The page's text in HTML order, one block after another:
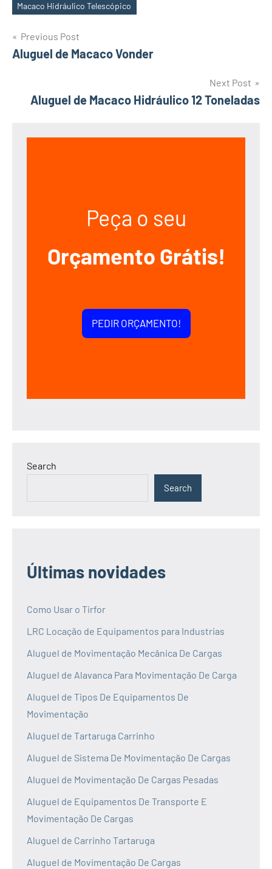
Tags
Macaco Hidráulico Telescópico
Post
navigation
Previous Post
Aluguel de Macaco Vonder
Next Post
Aluguel de Macaco Hidráulico 12 Toneladas
Peça o seu
Orçamento Grátis!
PEDIR ORÇAMENTO!
Search
Search
Últimas novidades
Como Usar o Tirfor
LRC Locação de Equipamentos para Industrias
Aluguel de Movimentação Mecânica De Cargas
Aluguel de Alavanca Para Movimentação De Carga
Aluguel de Tipos De Equipamentos De
Movimentação
Aluguel de Tartaruga Carrinho
Aluguel de Sistema De Movimentação De Cargas
Aluguel de Movimentação De Cargas Pesadas
Aluguel de Equipamentos De Transporte E
Movimentação De Cargas
Aluguel de Carrinho Tartaruga
Aluguel de Movimentação De Cargas